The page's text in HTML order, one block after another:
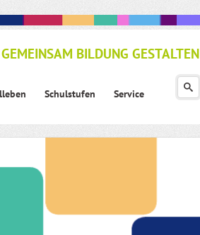
Schulstufen Service
GEMEINSAM BILDUNG GESTALTEN